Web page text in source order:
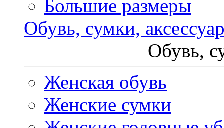
Большие размеры
Обувь, сумки,
Обувь,
Женская обувь
Женские сумки